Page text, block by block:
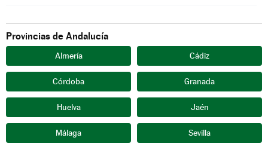
Provincias de Andalucía
Almería Cádiz
Córdoba Granada
Huelva Jaén
Málaga Sevilla